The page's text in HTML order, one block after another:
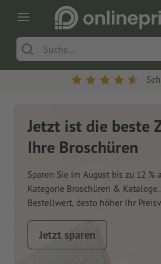
Jetzt ist die beste
Ihre Broschüren
Sparen Sie im August bis zu 12 %
Kategorie Broschüren & Kataloge.
Bestellwert, desto höher Ihr
Jetzt sparen